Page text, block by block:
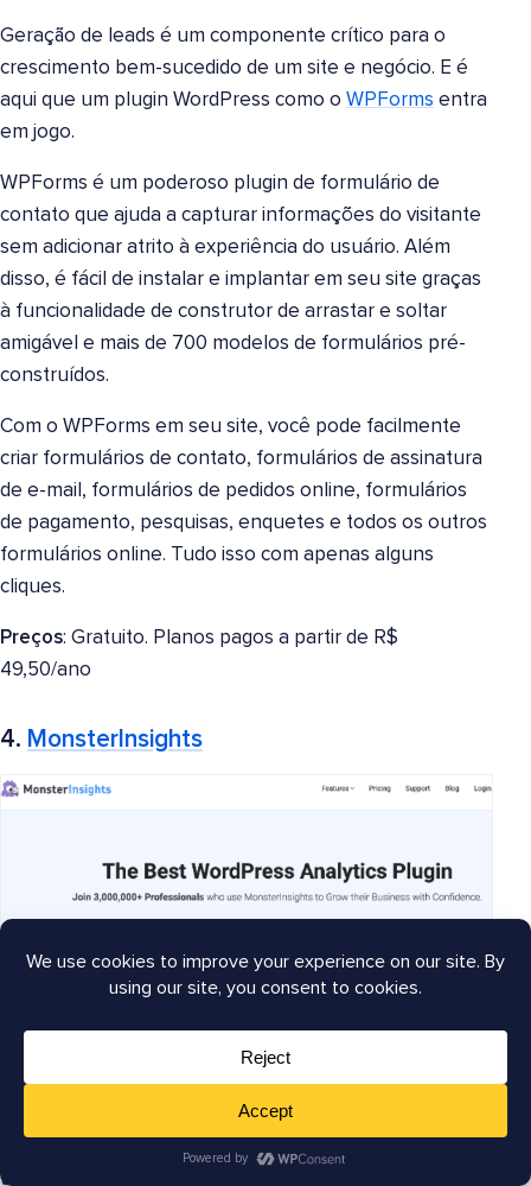
Geração de leads é um componente crítico para o
crescimento bem-sucedido de um site e negócio. E é
aqui que um plugin WordPress como o WPForms entra
em jogo.
WPForms é um poderoso plugin de formulário de
contato que ajuda a capturar informações do visitante
sem adicionar atrito à experiência do usuário. Além
disso, é fácil de instalar e implantar em seu site graças
à funcionalidade de construtor de arrastar e soltar
amigável e mais de 700 modelos de formulários pré-
construídos.
Com o WPForms em seu site, você pode facilmente
criar formulários de contato, formulários de assinatura
de e-mail, formulários de pedidos online, formulários
de pagamento, pesquisas, enquetes e todos os outros
formulários online. Tudo isso com apenas alguns
cliques.
Preços: Gratuito. Planos pagos a partir de R$
49,50/ano
4. MonsterInsights
é o melhor plugin Google Analytics
usuários o adoram por sua interface intuitiva e fácil de